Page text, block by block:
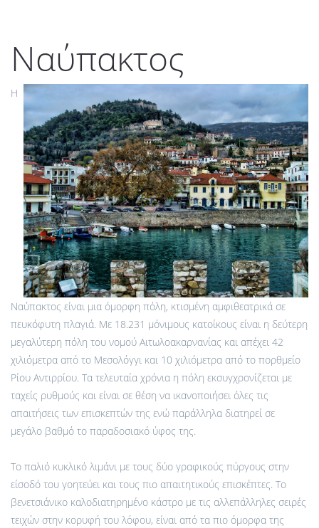
Ναύπακτος
Η
Ναύπακτος είναι μια όμορφη πόλη, κτισμένη αμφιθεατρικά σε
πευκόφυτη πλαγιά. Με 18.231 μόνιμους κατοίκους είναι η δεύτερη
μεγαλύτερη πόλη του νομού Αιτωλοακαρνανίας και απέχει 42
χιλιόμετρα από το Μεσολόγγι και 10 χιλιόμετρα από το πορθμείο
Ρίου Αντιρρίου. Τα τελευταία χρόνια η πόλη εκσυγχρονίζεται με
ταχείς ρυθμούς και είναι σε θέση να ικανοποιήσει όλες τις
απαιτήσεις των επισκεπτών της ενώ παράλληλα διατηρεί σε
μεγάλο βαθμό το παραδοσιακό ύφος της.
Το παλιό κυκλικό λιμάνι με τους δύο γραφικούς πύργους στην
είσοδό του γοητεύει και τους πιο απαιτητικούς επισκέπτες. Το
βενετσιάνικο καλοδιατηρημένο κάστρο με τις αλλεπάλληλες σειρές
τειχών στην κορυφή του λόφου, είναι από τα πιο όμορφα της